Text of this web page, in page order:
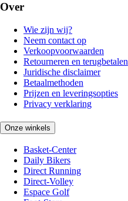
Over
Wie zijn wij?
Neem contact op
Verkoopvoorwaarden
Retourneren en terugbetalen
Juridische disclaimer
Betaalmethoden
Prijzen en leveringsopties
Privacy verklaring
Onze winkels
Basket-Center
Daily Bikers
Direct Running
Direct-Volley
Espace Golf